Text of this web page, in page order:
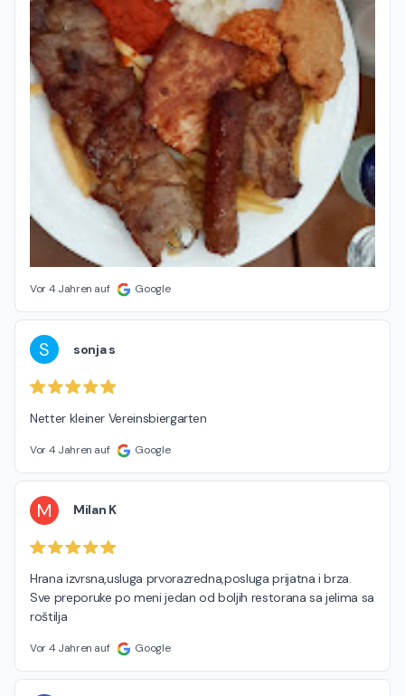
Vor 4 Jahren auf Google
S sonja s
Netter kleiner Vereinsbiergarten
Vor 4 Jahren auf Google
M Milan K
Hrana izvrsna,usluga prvorazredna,posluga prijatna i brza.
Sve preporuke po meni jedan od boljih restorana sa jelima sa
roštilja
Vor 4 Jahren auf Google